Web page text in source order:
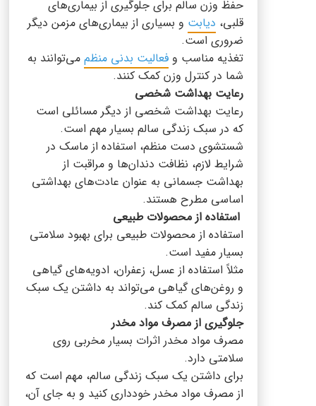
حفظ وزن سالم برای جلوگیری از بیماری‌های
قلبی، دیابت و بسیاری از بیماری‌های مزمن دیگر
ضروری است.
تغذیه مناسب وفعالیت بدنی منظم می‌توانند به
شما در کنترل وزن کمک کنند.
رعایت بهداشت شخصی
رعایت بهداشت شخصی از دیگر مسائلی است
که در سبک زندگی سالم بسیار مهم است.
شستشوی دست منظم، استفاده از ماسک در
شرایط لازم، نظافت دندان‌ها و مراقبت از
بهداشت جسمانی به عنوان عادت‌های بهداشتی
اساسی مطرح هستند.
استفاده از محصولات طبیعی
استفاده از محصولات طبیعی برای بهبود سلامتی
بسیار مفید است.
مثلاً استفاده از عسل، زعفران، ادویه‌های گیاهی
و روغن‌های گیاهی می‌تواند به داشتن یک سبک
زندگی سالم کمک کند.
جلوگیری از مصرف مواد مخدر
مصرف مواد مخدر اثرات بسیار مخربی روی
سلامتی دارد.
برای داشتن یک سبک زندگی سالم، مهم است که
از مصرف مواد مخدر خودداری کنید و به جای آن،